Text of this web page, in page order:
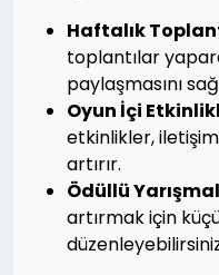
Haftalık
toplantılar
paylaşmasını
Oyun İçi
etkinlikler,
artırır.
Ödüllü
artırmak için